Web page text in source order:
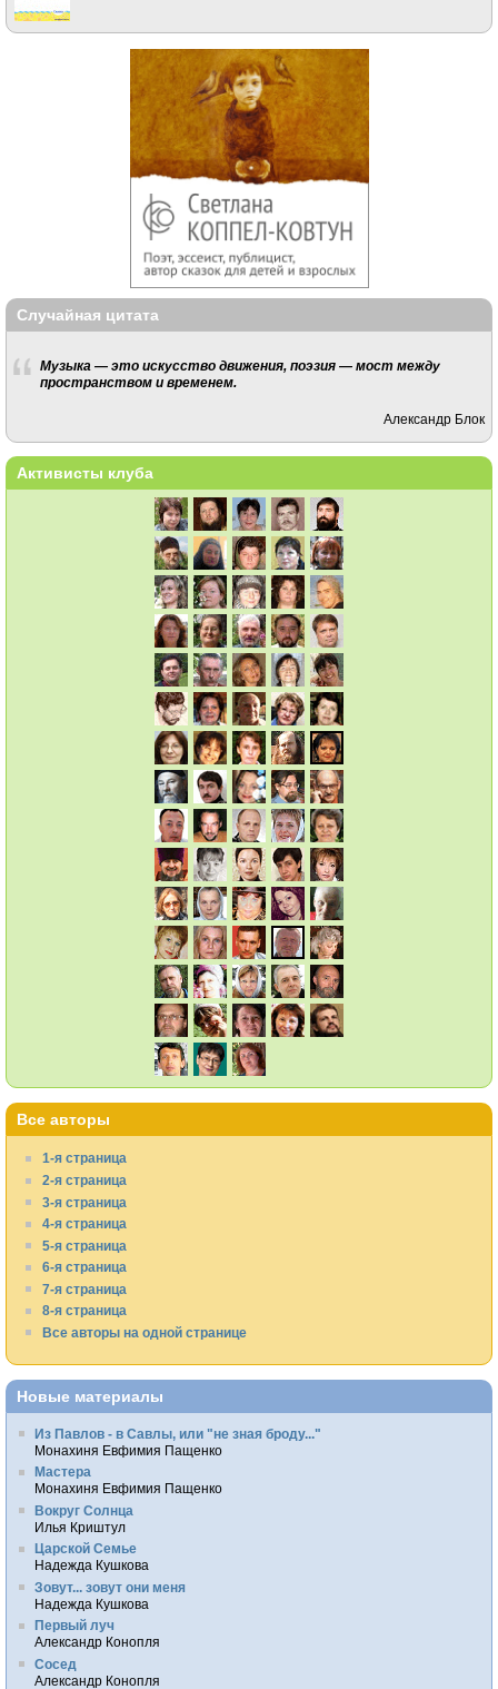
Случайная цитата
Музыка — это искусство движения, поэзия — мост между
пространством и временем.
Александр Блок
Активисты клуба
Все авторы
1-я страница
2-я страница
3-я страница
4-я страница
5-я страница
6-я страница
7-я страница
8-я страница
Все авторы на одной странице
Новые материалы
Из Павлов - в Савлы, или "не зная броду..."
Монахиня Евфимия Пащенко
Мастера
Монахиня Евфимия Пащенко
Вокруг Солнца
Илья Криштул
Царской Семье
Надежда Кушкова
Зовут... зовут они меня
Надежда Кушкова
Первый луч
Александр Конопля
Сосед
Александр Конопля